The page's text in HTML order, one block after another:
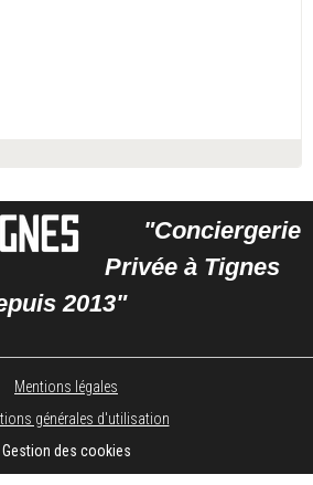
"Conciergerie
Privée à Tignes
2013"
Mentions légales
générales d'utilisation
Gestion des cookies